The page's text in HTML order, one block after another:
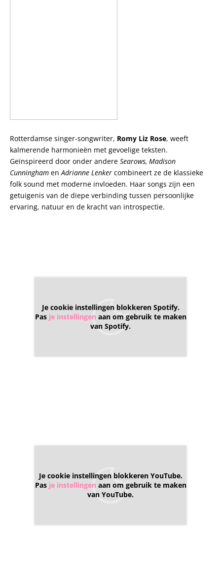
Rotterdamse singer-songwriter, Romy Liz Rose, weeft
kalmerende harmonieën met gevoelige teksten.
Geïnspireerd door onder andere Searows, Madison
Cunningham en Adrianne Lenker combineert ze de klassieke
folk sound met moderne invloeden. Haar songs zijn een
getuigenis van de diepe verbinding tussen persoonlijke
ervaring, natuur en de kracht van introspectie.
Je cookie instellingen blokkeren Spotify.
Pas je instellingen aan om gebruik te maken
van Spotify.
Je cookie instellingen blokkeren YouTube.
Pas je instellingen aan om gebruik te maken
van YouTube.